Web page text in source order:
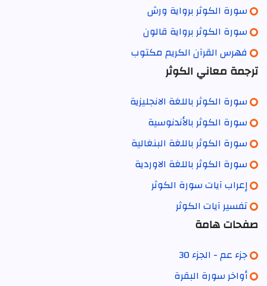
سورة الكوثر برواية ورش
سورة الكوثر برواية قالون
فهرس القرآن الكريم مكتوب
ترجمة معاني الكوثر
سورة الكوثر باللغة الانجليزية
سورة الكوثر بالأندنوسية
سورة الكوثر باللغة البنغالية
سورة الكوثر باللغة الاوردية
إعراب آيات سورة الكوثر
تفسير آيات الكوثر
صفحات هامة
جزء عم - الجزء 30
أواخر سورة البقرة